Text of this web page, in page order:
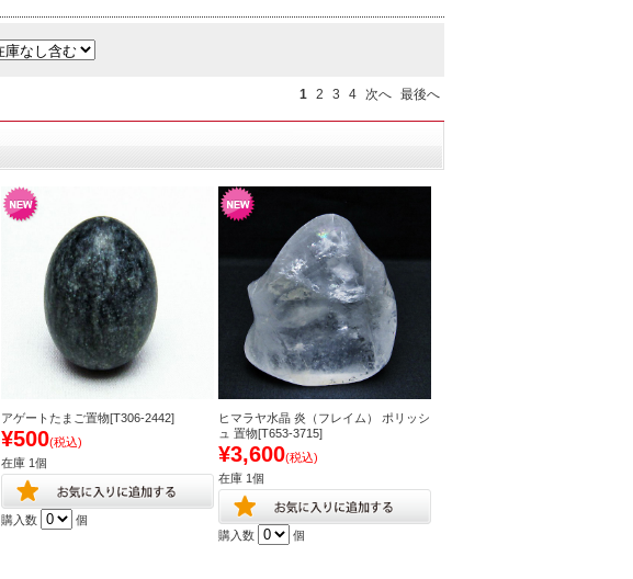
1 2 3 4 次へ 最後へ
アゲートたまご置物[T306-2442]
¥500(税込)
在庫 1個
購入数 個
ヒマラヤ水晶 炎（フレイム） ポリッシ
ュ 置物[T653-3715]
¥3,600(税込)
在庫 1個
購入数 個